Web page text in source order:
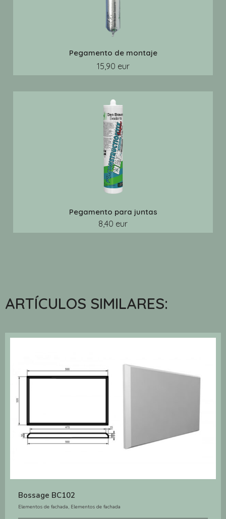
Pegamento de montaje
15,90 eur
Pegamento para juntas
8,40 eur
ARTÍCULOS SIMILARES:
Bossage BC102
Elementos de fachada, Elementos de fachada